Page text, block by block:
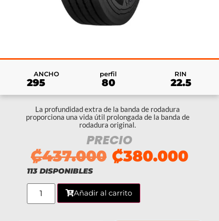
ANCHO
295
perfil
80
RIN
22.5
La profundidad extra de la banda de rodadura
proporciona una vida útil prolongada de la banda de
rodadura original.
PRECIO
₡437.000 ₡380.000
113 DISPONIBLES
Añadir al carrito